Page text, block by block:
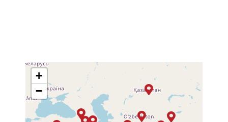
+
−